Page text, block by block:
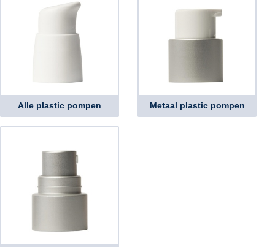
Alle plastic pompen Metaal plastic pompen